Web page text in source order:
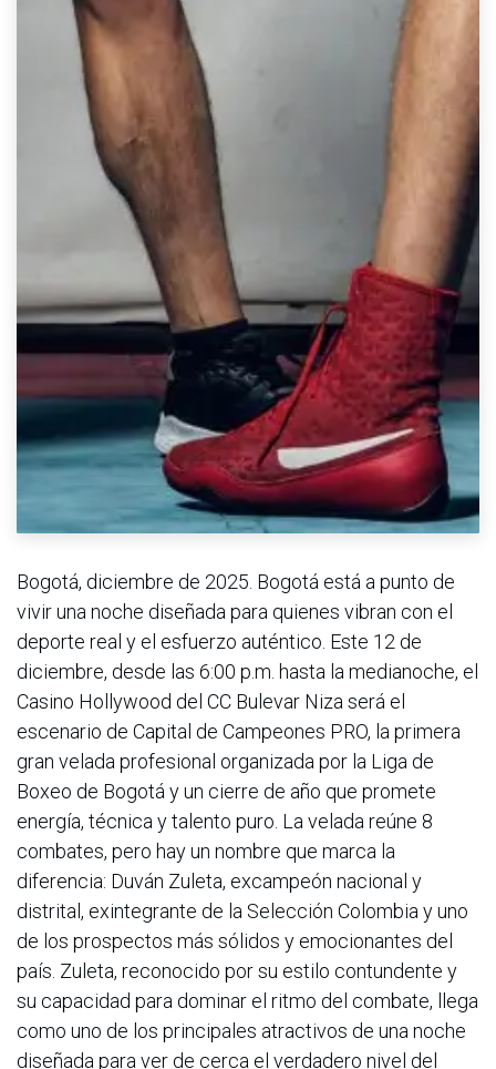
Bogotá, diciembre de 2025. Bogotá está a punto de
vivir una noche diseñada para quienes vibran con el
deporte real y el esfuerzo auténtico. Este 12 de
diciembre, desde las 6:00 p.m. hasta la medianoche, el
Casino Hollywood del CC Bulevar Niza será el
escenario de Capital de Campeones PRO, la primera
gran velada profesional organizada por la Liga de
Boxeo de Bogotá y un cierre de año que promete
energía, técnica y talento puro. La velada reúne 8
combates, pero hay un nombre que marca la
diferencia: Duván Zuleta, excampeón nacional y
distrital, exintegrante de la Selección Colombia y uno
de los prospectos más sólidos y emocionantes del
país. Zuleta, reconocido por su estilo contundente y
su capacidad para dominar el ritmo del combate, llega
como uno de los principales atractivos de una noche
diseñada para ver de cerca el verdadero nivel del